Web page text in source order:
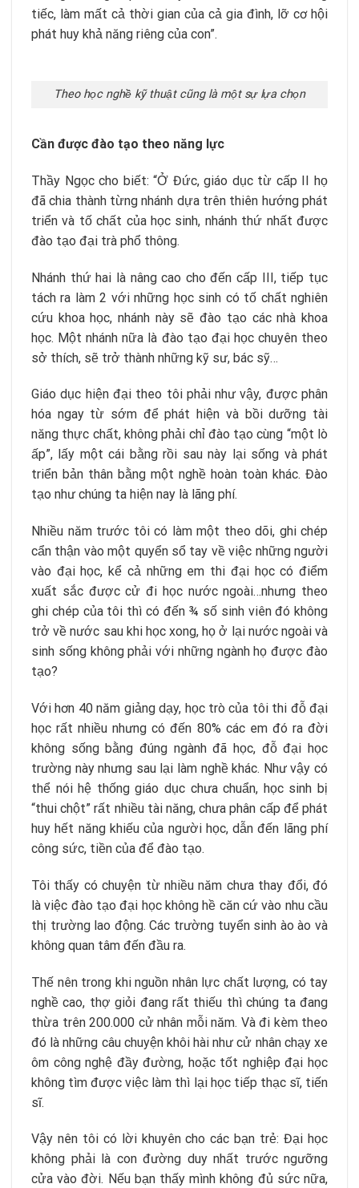
tiếc, làm mất cả thời gian của cả gia đình, lỡ cơ hội
phát huy khả năng riêng của con”.
Theo học nghề kỹ thuật cũng là một sự lựa chọn
Cần được đào tạo theo năng lực
Thầy Ngọc cho biết: “Ở Đức, giáo dục từ cấp II họ
đã chia thành từng nhánh dựa trên thiên hướng phát
triển và tố chất của học sinh, nhánh thứ nhất được
đào tạo đại trà phổ thông.
Nhánh thứ hai là nâng cao cho đến cấp III, tiếp tục
tách ra làm 2 với những học sinh có tố chất nghiên
cứu khoa học, nhánh này sẽ đào tạo các nhà khoa
học. Một nhánh nữa là đào tạo đại học chuyên theo
sở thích, sẽ trở thành những kỹ sư, bác sỹ…
Giáo dục hiện đại theo tôi phải như vậy, được phân
hóa ngay từ sớm để phát hiện và bồi dưỡng tài
năng thực chất, không phải chỉ đào tạo cùng “một lò
ấp”, lấy một cái bằng rồi sau này lại sống và phát
triển bản thân bằng một nghề hoàn toàn khác. Đào
tạo như chúng ta hiện nay là lãng phí.
Nhiều năm trước tôi có làm một theo dõi, ghi chép
cẩn thận vào một quyển sổ tay về việc những người
vào đại học, kể cả những em thi đại học có điểm
xuất sắc được cử đi học nước ngoài…nhưng theo
ghi chép của tôi thì có đến ¾ số sinh viên đó không
trở về nước sau khi học xong, họ ở lại nước ngoài và
sinh sống không phải với những ngành họ được đào
tạo?
Với hơn 40 năm giảng dạy, học trò của tôi thi đỗ đại
học rất nhiều nhưng có đến 80% các em đó ra đời
không sống bằng đúng ngành đã học, đỗ đại học
trường này nhưng sau lại làm nghề khác. Như vậy có
thể nói hệ thống giáo dục chưa chuẩn, học sinh bị
“thui chột” rất nhiều tài năng, chưa phân cấp để phát
huy hết năng khiếu của người học, dẫn đến lãng phí
công sức, tiền của để đào tạo.
Tôi thấy có chuyện từ nhiều năm chưa thay đổi, đó
là việc đào tạo đại học không hề căn cứ vào nhu cầu
thị trường lao động. Các trường tuyển sinh ào ào và
không quan tâm đến đầu ra.
Thế nên trong khi nguồn nhân lực chất lượng, có tay
nghề cao, thợ giỏi đang rất thiếu thì chúng ta đang
thừa trên 200.000 cử nhân mỗi năm. Và đi kèm theo
đó là những câu chuyện khôi hài như cử nhân chạy xe
ôm công nghệ đầy đường, hoặc tốt nghiệp đại học
không tìm được việc làm thì lại học tiếp thạc sĩ, tiến
sĩ.
Vậy nên tôi có lời khuyên cho các bạn trẻ: Đại học
không phải là con đường duy nhất trước ngưỡng
cửa vào đời. Nếu bạn thấy mình không đủ sức nữa,